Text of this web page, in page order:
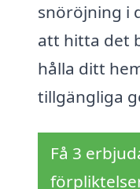
snöröjning i
att hitta det
hålla ditt
tillgängliga
Få 3